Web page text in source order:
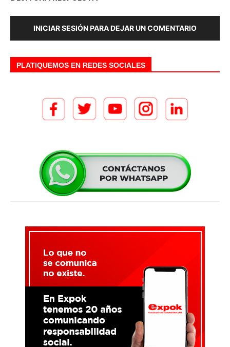
INICIAR SESIÓN PARA DEJAR UN COMENTARIO
PLATIQUEMOS EN REDES SOCIALES